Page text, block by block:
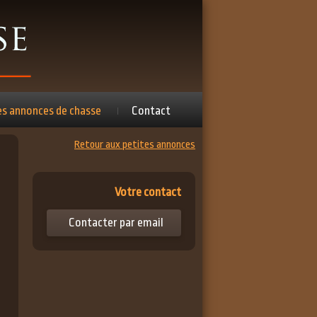
annonces de chasse Contact
Retour aux petites annonces
Votre contact
Contacter par email